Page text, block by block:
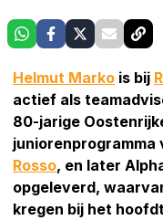
Helmut Marko is bij
actief als
80-jarige
juniorenprogramma
Rosso, en later
opgeleverd,
kregen bij het